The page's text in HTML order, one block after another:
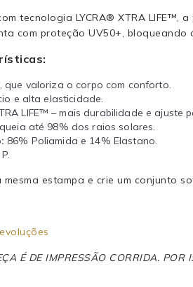
tecnologia LYCRA® XTRA
com proteção UV50+, bloqueando
que valoriza o corpo com conforto.
e alta elasticidade.
LIFE™ – mais durabilidade e ajuste
até 98% dos raios solares.
86% Poliamida e 14% Elastano.
P.
mesma estampa e crie um conjunto
É DE IMPRESSÃO CORRIDA.